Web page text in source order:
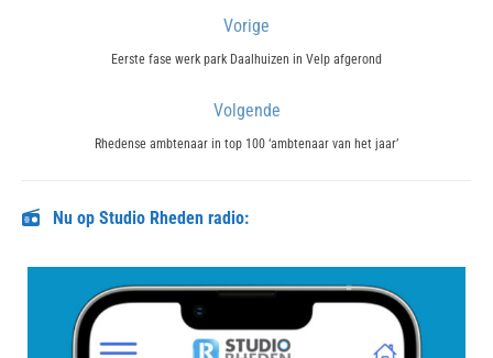
navigatie
Vorige
Previous
Eerste fase werk park Daalhuizen in Velp afgerond
Volgende
Next
Rhedense ambtenaar in top 100 ‘ambtenaar van het jaar’
Nu op Studio Rheden radio: